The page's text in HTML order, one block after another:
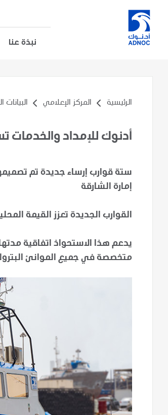
نبذة عنا
الرئيسية المركز الإعلامي
أدنوك للإمداد
ستة قوارب إرساء جديدة تم
إمارة الشارقة
القوارب الجديدة تعزز القيمة
متخصصة في جميع الموانئ